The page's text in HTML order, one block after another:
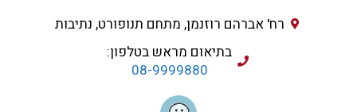
רח' אברהם רוזנמן, מתחם תנופורט, נתיבות
בתיאום מראש בטלפון:
08-9999880